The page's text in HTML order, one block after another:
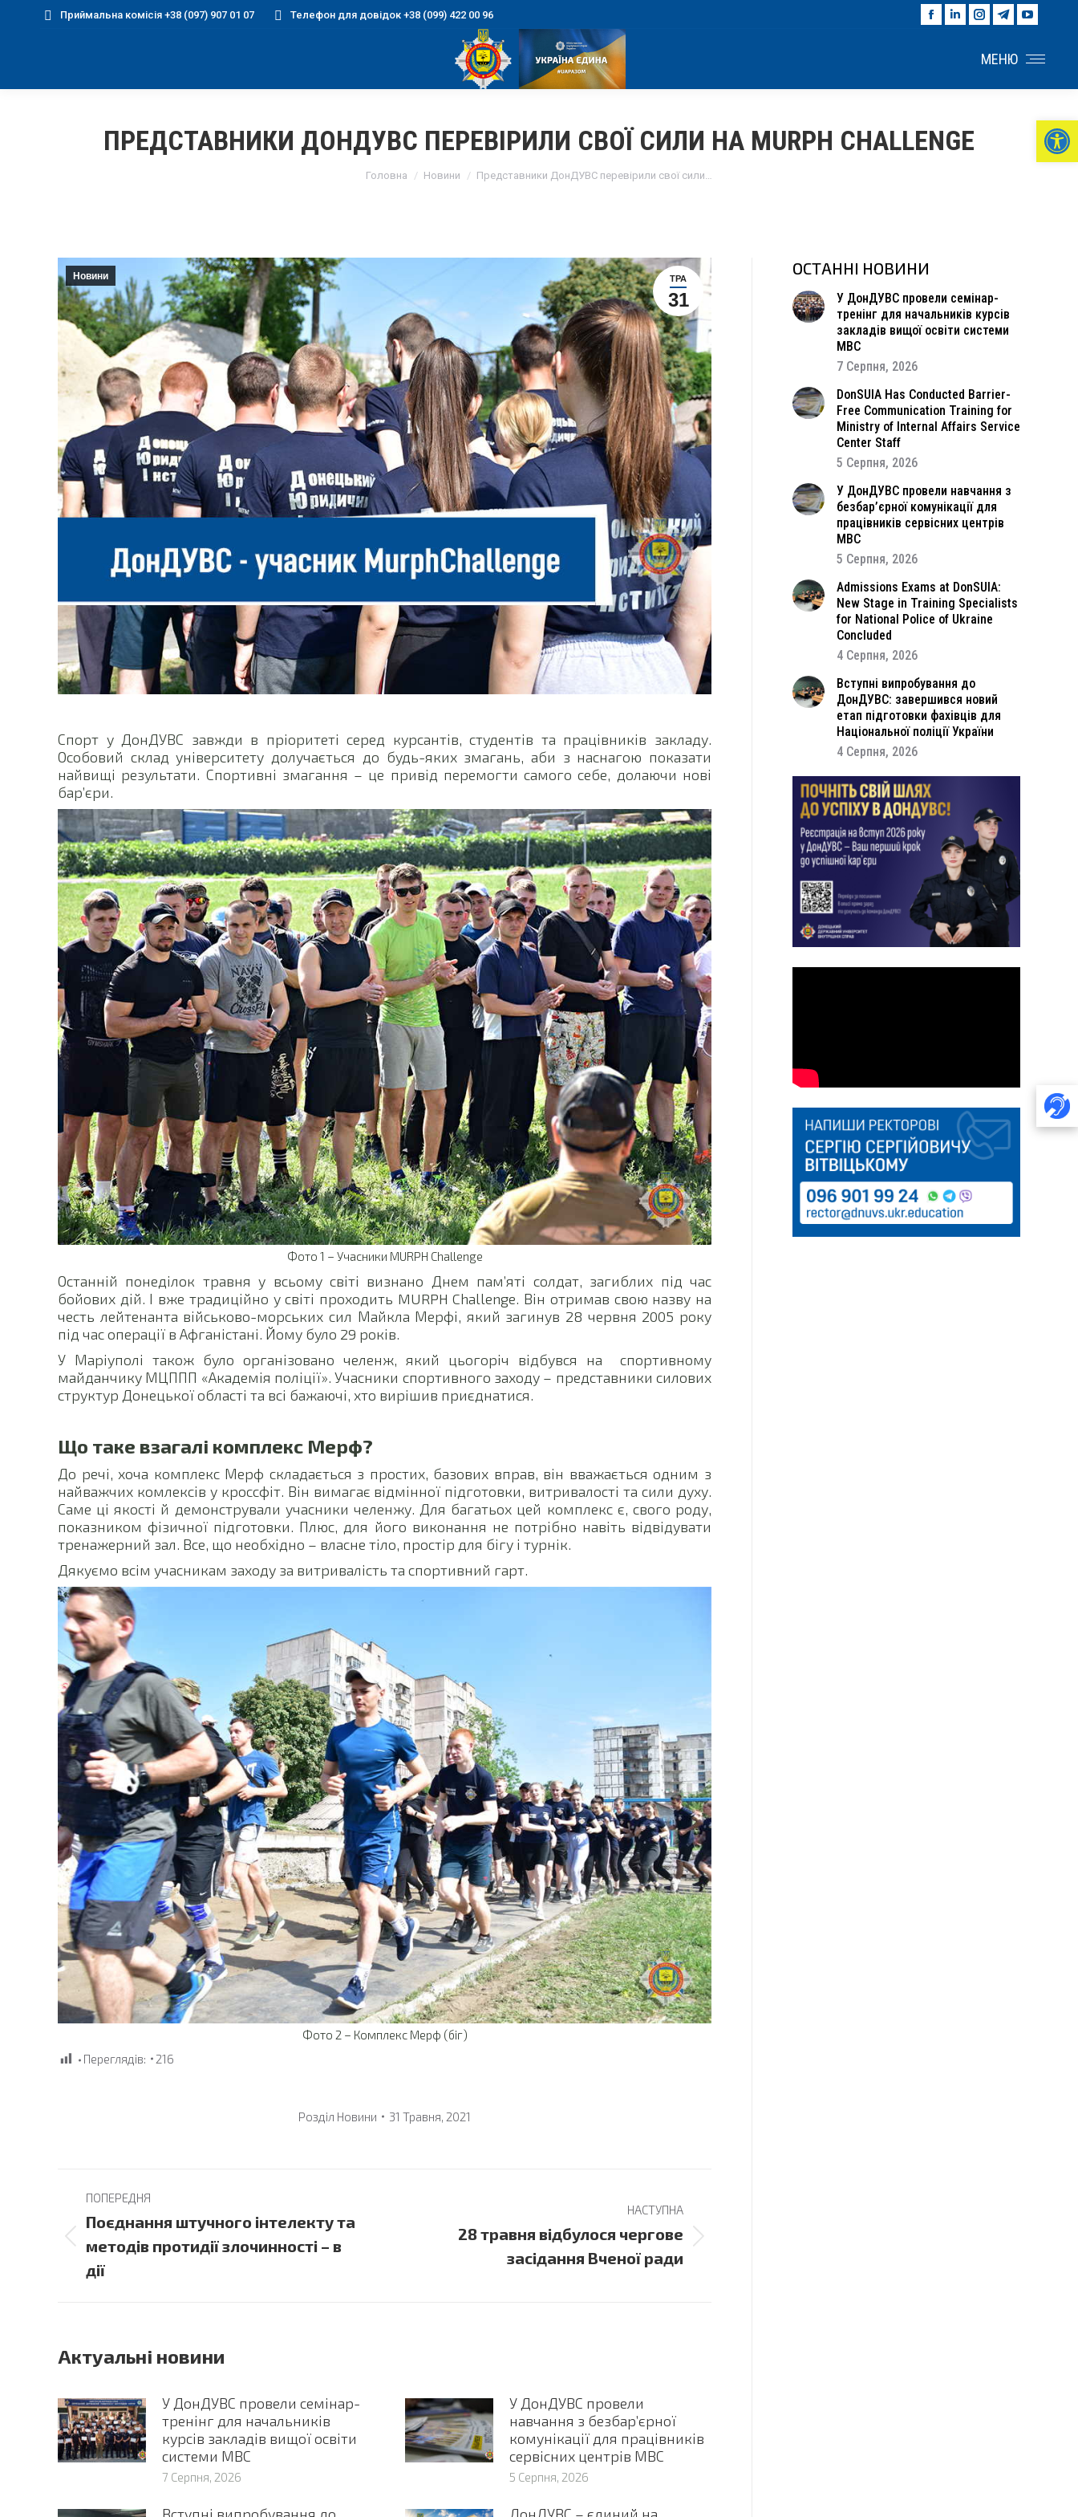
Приймальна комісія +38 (097) 907 01 07 Телефон для довідок +38 (099) 422 00 96
FacebookLinkedin
opens
Instagram
opens
window
Telegram
opens
window
opens
МЕНЮ
ПРЕДСТАВНИКИ ДОНДУВС ПЕРЕВІРИЛИ СВОЇ СИЛИ НА MURPH CHALLENGE
Головна Новини Представники ДонДУВС перевірили свої сили…
ТРА
31
Новини
Спорт у ДонДУВС завжди в пріоритеті серед курсантів, студентів та працівників закладу.
Особовий склад університету долучається до будь-яких змагань, аби з наснагою показати
найвищі результати. Спортивні змагання – це привід перемогти самого себе, долаючи нові
бар’єри.
Фото 1 – Учасники MURPH Challenge
Останній понеділок травня у всьому світі визнано Днем пам’яті солдат, загиблих під час
бойових дій. І вже традиційно у світі проходить MURPH Challenge. Він отримав свою назву на
честь лейтенанта військово-морських сил Майкла Мерфі, який загинув 28 червня 2005 року
під час операції в Афганістані. Йому було 29 років.
У Маріуполі також було організовано челенж, який цьогоріч відбувся на спортивному
майданчику МЦППП «Академія поліції». Учасники спортивного заходу – представники силових
структур Донецької області та всі бажаючі, хто вирішив приєднатися.
Що таке взагалі комплекс Мерф?
До речі, хоча комплекс Мерф складається з простих, базових вправ, він вважається одним з
найважчих комлексів у кроссфіт. Він вимагає відмінної підготовки, витривалості та сили духу.
Саме ці якості й демонстрували учасники челенжу. Для багатьох цей комплекс є, свого роду,
показником фізичної підготовки. Плюс, для його виконання не потрібно навіть відвідувати
тренажерний зал. Все, що необхідно – власне тіло, простір для бігу і турнік.
Дякуємо всім учасникам заходу за витривалість та спортивний гарт.
Фото 2 – Комплекс Мерф (біг)
Переглядів:
216
Розділ Новини 31 Травня, 2021
Post
navigation
ПОПЕРЕДНЯ
Previous
post:
Поєднання штучного інтелекту та
методів протидії злочинності – в
дії
НАСТУПНА
28 травня відбулося чергове
засідання Вченої ради
Актуальні новини
У ДонДУВС провели семінар-
тренінг для начальників
курсів закладів вищої освіти
системи МВС
7 Серпня, 2026
У ДонДУВС провели
навчання з безбар’єрної
комунікації для працівників
сервісних центрів МВС
5 Серпня, 2026
ОСТАННІ НОВИНИ
У ДонДУВС провели семінар-
тренінг для начальників курсів
закладів вищої освіти системи
МВС
7 Серпня, 2026
DonSUIA Has Conducted Barrier-
Free Communication Training for
Ministry of Internal Affairs Service
Center Staff
5 Серпня, 2026
У ДонДУВС провели навчання з
безбар’єрної комунікації для
працівників сервісних центрів
МВС
5 Серпня, 2026
Admissions Exams at DonSUIA:
New Stage in Training Specialists
for National Police of Ukraine
Concluded
4 Серпня, 2026
Вступні випробування до
ДонДУВС: завершився новий
етап підготовки фахівців для
Національної поліції України
4 Серпня, 2026